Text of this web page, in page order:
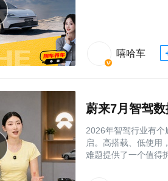
嘻哈车
蔚来7月智驾
2026年智驾行业有
启。高搭载、低使用
难题提供了一个值得